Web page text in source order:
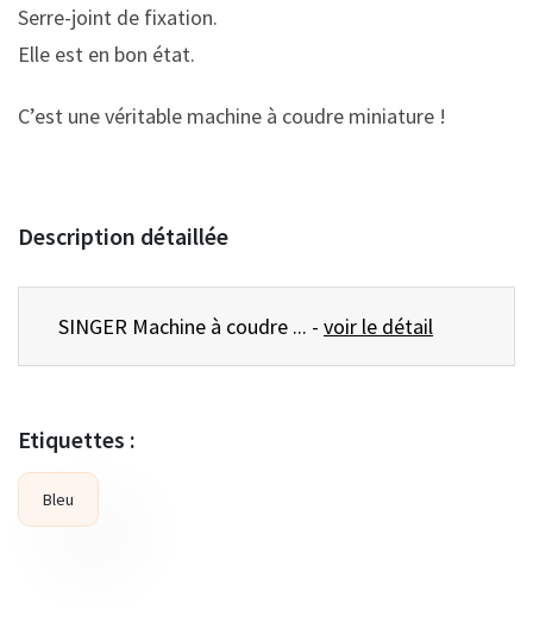
Serre-joint de fixation.
Elle est en bon état.
C’est une véritable machine à coudre miniature !
Description détaillée
SINGER Machine à coudre ... - voir le détail
Etiquettes :
Bleu